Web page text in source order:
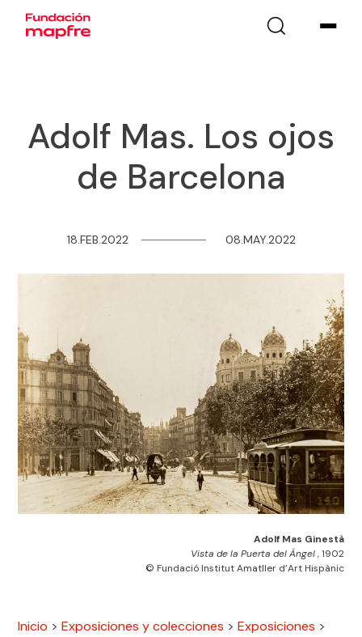
Adolf Mas. Los ojos
de Barcelona
18.FEB.2022 ────────08.MAY.2022
Adolf Mas Ginestà
Vista de la Puerta del Ángel, 1902
© Fundació Institut Amatller d’Art Hispànic
Inicio >Exposiciones y colecciones >Exposiciones >